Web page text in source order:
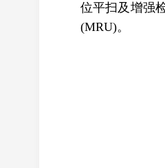
位平扫及增强
(MRU)。